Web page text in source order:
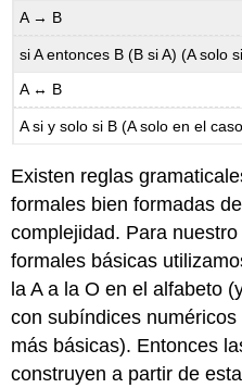
A → B
si A entonces B (B si A) (A solo
A ↔ B
A si y solo si B (A solo en el
Existen reglas
formales bien formadas
complejidad. Para
formales básicas
la A a la O en el alfabeto
con subíndices
más básicas). Entonces
construyen a partir de